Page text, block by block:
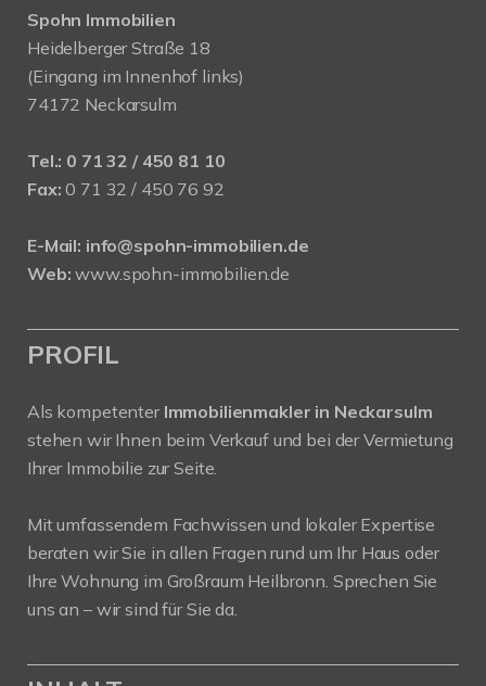
Spohn Immobilien
Heidelberger Straße 18
(Eingang im Innenhof links)
74172 Neckarsulm
Tel.: 0 71 32 / 450 81 10
Fax: 0 71 32 / 450 76 92
E-Mail: info@spohn-immobilien.de
Web: www.spohn-immobilien.de
PROFIL
Als kompetenter Immobilienmakler in Neckarsulm
stehen wir Ihnen beim Verkauf und bei der Vermietung
Ihrer Immobilie zur Seite.
Mit umfassendem Fachwissen und lokaler Expertise
beraten wir Sie in allen Fragen rund um Ihr Haus oder
Ihre Wohnung im Großraum Heilbronn. Sprechen Sie
uns an – wir sind für Sie da.